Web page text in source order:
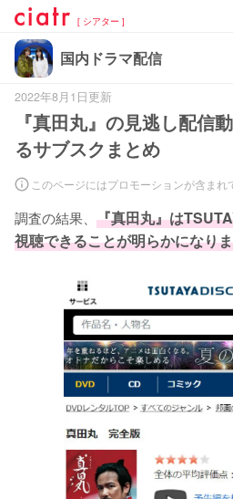
[ シアター ]
国内ドラマ配信
2022年8月1日更新
『真田丸』の見逃し配信
るサブスクまとめ
このページにはプロモーションが含まれ
調査の結果、 『真田丸』は
視聴できることが明らかになり